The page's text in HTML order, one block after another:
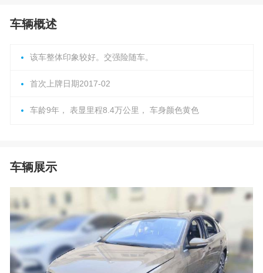
车辆概述
该车整体印象较好。交强险随车。
首次上牌日期2017-02
车龄9年， 表显里程8.4万公里， 车身颜色黄色
车辆展示